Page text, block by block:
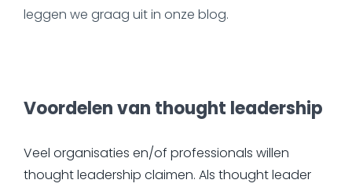
leggen we graag uit in onze blog.
Voordelen van thought leadership
Veel organisaties en/of professionals willen
thought leadership claimen. Als thought leader